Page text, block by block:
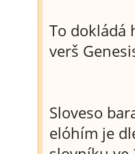
To dokládá
verš
Sloveso
elóhím je